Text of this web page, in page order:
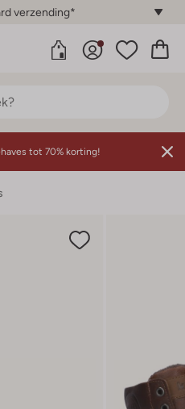
verzending*
tot 70% korting!